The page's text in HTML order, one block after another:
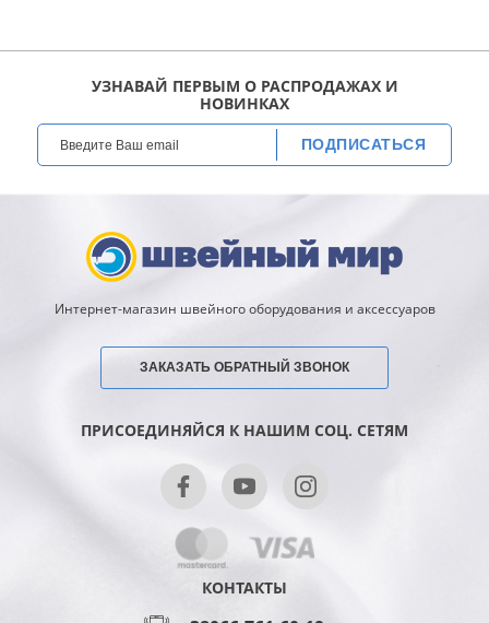
УЗНАВАЙ ПЕРВЫМ О РАСПРОДАЖАХ И
НОВИНКАХ
ПОДПИСАТЬСЯ
Интернет-магазин швейного оборудования и аксессуаров
ЗАКАЗАТЬ ОБРАТНЫЙ ЗВОНОК
ПРИСОЕДИНЯЙСЯ К НАШИМ СОЦ. СЕТЯМ
КОНТАКТЫ